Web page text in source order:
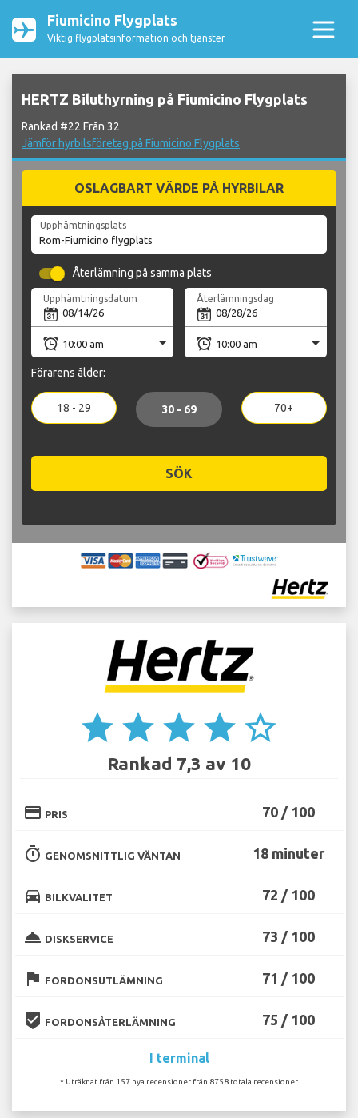
Fiumicino Flygplats
Viktig flygplatsinformation och tjänster
HERTZ Biluthyrning på Fiumicino Flygplats
Rankad #22 Från 32
Jämför hyrbilsföretag på Fiumicino Flygplats
OSLAGBART VÄRDE PÅ HYRBILAR
Upphämtningsplats
Återlämning på samma plats
Upphämtningsdatum Återlämningsdag
Förarens ålder:
18 - 29 30 - 69 70+
SÖK
star star star star star_border
Rankad 7,3 av 10
credit_card PRIS 70 / 100
timer GENOMSNITTLIG VÄNTAN 18 minuter
directions_car BILKVALITET 72 / 100
room_service DISKSERVICE 73 / 100
flag FORDONSUTLÄMNING 71 / 100
beenhere FORDONSÅTERLÄMNING 75 / 100
I terminal
* Uträknat från 157 nya recensioner från 8758 totala recensioner.